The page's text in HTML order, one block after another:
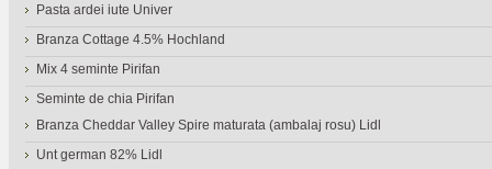
Pasta ardei iute Univer
Branza Cottage 4.5% Hochland
Mix 4 seminte Pirifan
Seminte de chia Pirifan
Branza Cheddar Valley Spire maturata (ambalaj rosu) Lidl
Unt german 82% Lidl